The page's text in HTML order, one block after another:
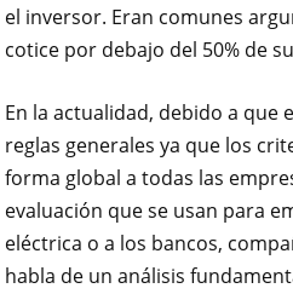
el inversor. Eran comunes
cotice por debajo del 50% de
En la actualidad, debido a que
reglas generales ya que los
forma global a todas las
evaluación que se usan para
eléctrica o a los bancos,
habla de un análisis